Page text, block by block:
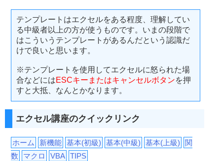
テンプレートはエクセルをある程度、理解してい
る中級者以上の方が使うものです。いまの段階で
はこういうテンプレートがあるんだという認識だ
けで良いと思います。
※テンプレートを使用してエクセルに怒られた場
合などにはESCキーまたはキャンセルボタンを押
すと大抵、なんとかなります。
エクセル講座のクイックリンク
ホーム 新機能 基本(初級) 基本(中級) 基本(上級)
関
数
マクロ VBA TIPS